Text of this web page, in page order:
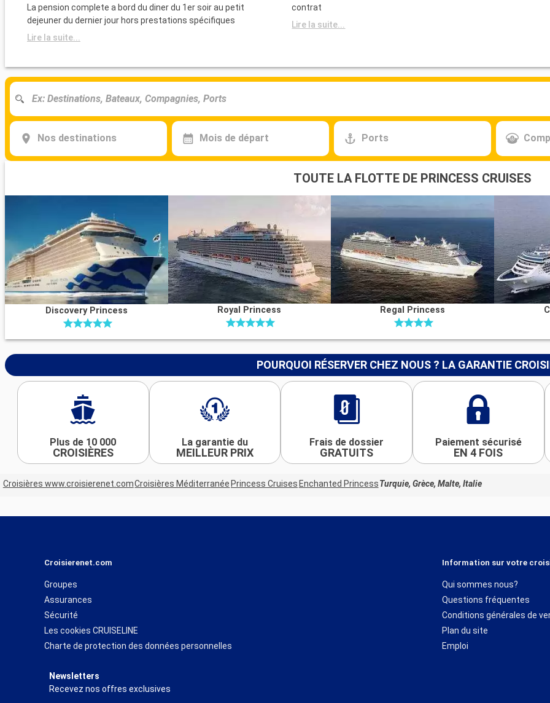
La pension complete a bord du diner du 1er soir au petit
dejeuner du dernier jour hors prestations spécifiques
Lire la suite...
contrat
Lire la suite...
Nos destinations Mois de départ Ports
TOUTE LA FLOTTE DE PRINCESS CRUISES
Discovery Princess Royal Princess Regal Princess
POURQUOI RÉSERVER CHEZ NOUS ? LA GARANTIE
Plus de 10 000
CROISIÈRES
La garantie du
MEILLEUR PRIX
Frais de dossier
GRATUITS
Paiement sécurisé
EN 4 FOIS
Croisières www.croisierenet.comCroisières Méditerranée Princess Cruises Enchanted PrincessTurquie, Grèce, Malte, Italie
Croisierenet.com
Groupes
Assurances
Sécurité
Les cookies CRUISELINE
Charte de protection des données personnelles
Information sur votre
Qui sommes nous?
Questions fréquentes
Conditions générales de
Plan du site
Emploi
Newsletters
Recevez nos offres exclusives